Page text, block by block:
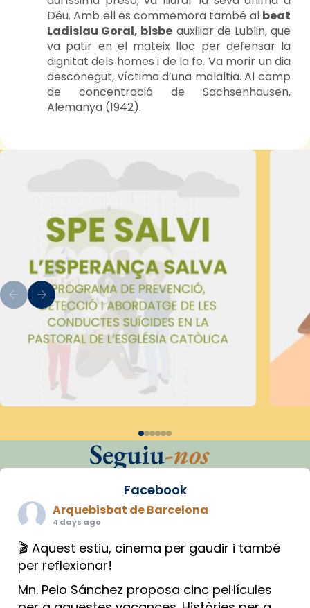
Déu. Amb ell es commemora també al beat
Ladislau Goral, bisbe auxiliar de Lublin, que
va patir en el mateix lloc per defensar la
dignitat dels homes i de la fe. Va morir un dia
desconegut, víctima d’una malaltia. Al camp
de concentració de Sachsenhausen,
Alemanya (1942).
Seguiu-nos
Facebook
Arquebisbat de Barcelona
4 days ago
🎬 Aquest estiu, cinema per gaudir i també
per reflexionar!
Mn. Peio Sánchez proposa cinc pel·lícules